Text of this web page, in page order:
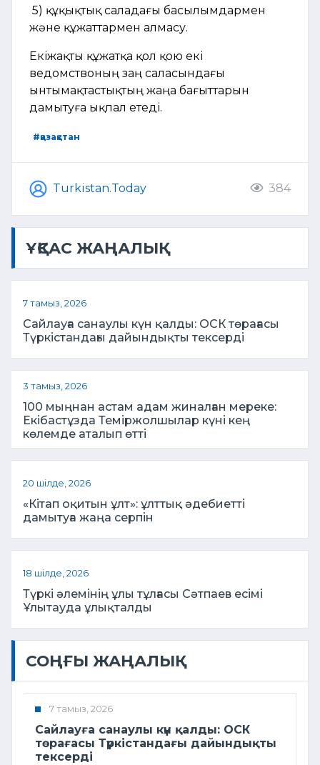
5) құқықтық саладағы басылымдармен
және құжаттармен алмасу.
Екіжақты құжатқа қол қою екі
ведомствоның заң саласындағы
ынтымақтастықтың жаңа бағыттарын
дамытуға ықпал етеді.
#қазақстан
Turkistan.Today 384
ҰҚСАС ЖАҢАЛЫҚ
7 тамыз, 2026
Сайлауға санаулы күн қалды: ОСК төрағасы
Түркістандағы дайындықты тексерді
3 тамыз, 2026
100 мыңнан астам адам жиналған мереке:
Екібастұзда Теміржолшылар күні кең
көлемде аталып өтті
20 шілде, 2026
«Кітап оқитын ұлт»: ұлттық әдебиетті
дамытуға жаңа серпін
18 шілде, 2026
Түркі әлемінің ұлы тұлғасы Сәтпаев есімі
Ұлытауда ұлықталды
СОҢҒЫ ЖАҢАЛЫҚ
7 тамыз, 2026
Сайлауға санаулы күн қалды: ОСК
төрағасы Түркістандағы дайындықты
тексерді